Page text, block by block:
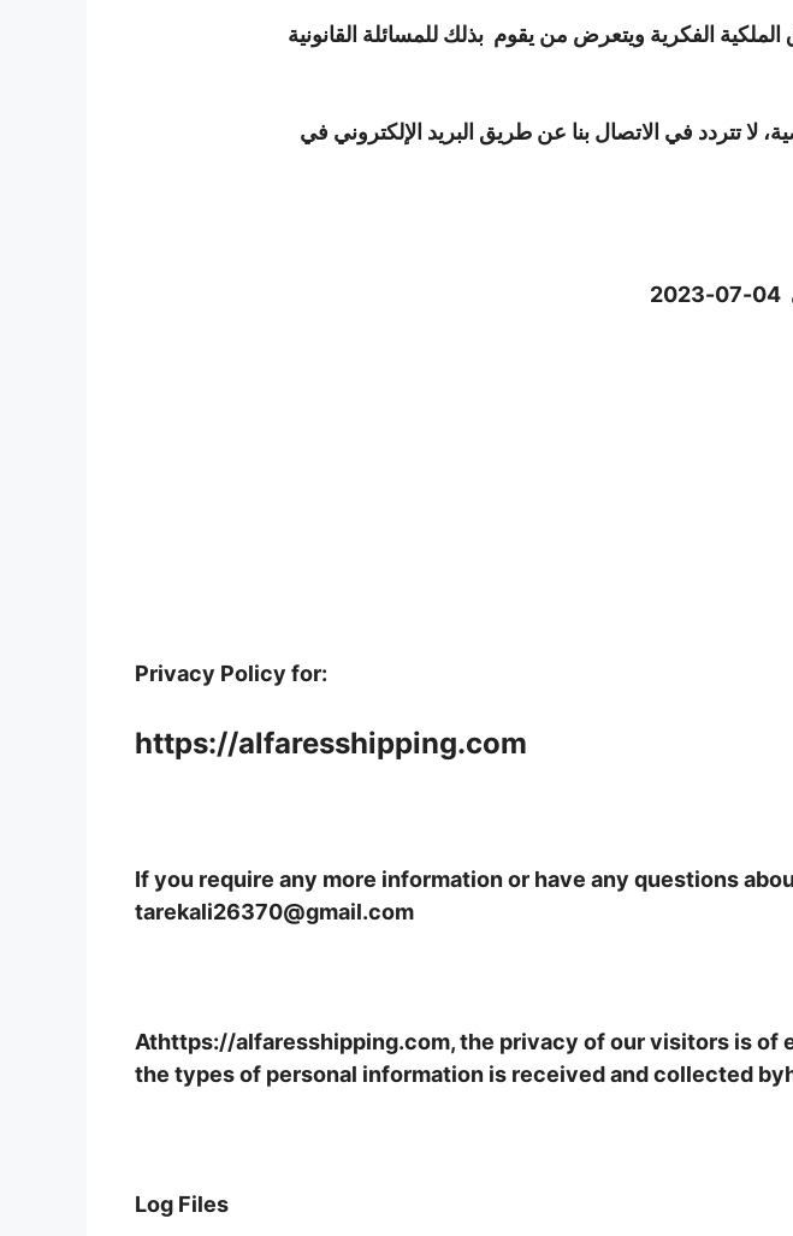
الفكرية ويتعرض من يقوم بذلك للمسائلة القانونية
تتردد في الاتصال بنا عن طريق البريد الإلكتروني في
:Privacy Policy for
https://alfaresshipping.com
If you require any more information or have any questions
tarekali26370@gmail.com
Athttps://alfaresshipping.com, the privacy of our visitors is
the types of personal information is received and collected
Log Files